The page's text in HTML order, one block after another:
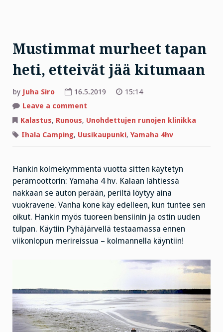
Mustimmat murheet tapan
heti, etteivät jää kitumaan
by Juha Siro 16.5.2019
15:14
Leave a comment
murheet
heti,
etteivät
Kalastus, Runous, Unohdettujen runojen klinikka
Ihala Camping, Uusikaupunki, Yamaha 4hv
Hankin kolmekymmentä vuotta sitten käytetyn
perämoottorin: Yamaha 4 hv. Kalaan lähtiessä
nakkaan se auton perään, periltä löytyy aina
vuokravene. Vanha kone käy edelleen, kun tuntee sen
oikut. Hankin myös tuoreen bensiinin ja ostin uuden
tulpan. Käytiin Pyhäjärvellä testaamassa ennen
viikonlopun merireissua – kolmannella käyntiin!